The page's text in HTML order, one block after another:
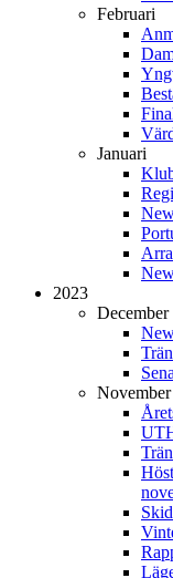
Februari
Januari
2023
December
November